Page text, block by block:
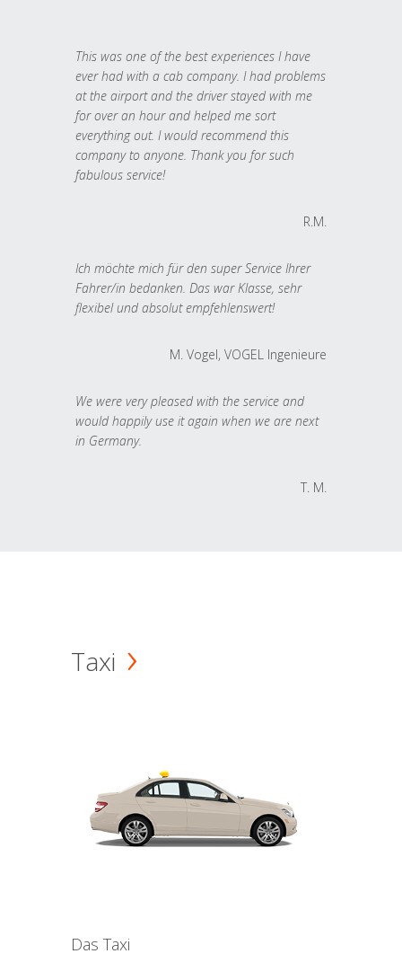
This was one of the best experiences I have
ever had with a cab company. I had problems
at the airport and the driver stayed with me
for over an hour and helped me sort
everything out. I would recommend this
company to anyone. Thank you for such
fabulous service!
R.M.
Ich möchte mich für den super Service Ihrer
Fahrer/in bedanken. Das war Klasse, sehr
flexibel und absolut empfehlenswert!
M. Vogel, VOGEL Ingenieure
We were very pleased with the service and
would happily use it again when we are next
in Germany.
T. M.
Taxi
Das Taxi